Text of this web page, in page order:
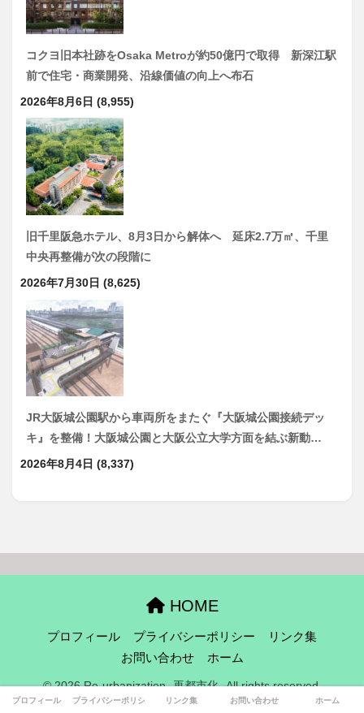
コクヨ旧本社跡をOsaka Metroが約50億円で取得 新深江駅
前で住宅・商業開発、沿線価値の向上へ布石
2026年8月6日 (8,955)
旧千里阪急ホテル、8月3日から解体へ 延床2.7万㎡、千里
中央再整備が次の段階に
2026年7月30日 (8,625)
JR大阪城公園駅から車両所をまたぐ『大阪城公園接続デッ
キ』を整備！大阪城公園と大阪公立大学方面を結ぶ新動…
2026年8月4日 (8,337)
HOME
プロフィール プライバシーポリシー
リンク集
お問い合わせ
ホーム
© 2026 Re-urbanization -再都市化- All rights reserved.
プロフィール プライバシーポリシー リンク集 お問い合わせ ホーム